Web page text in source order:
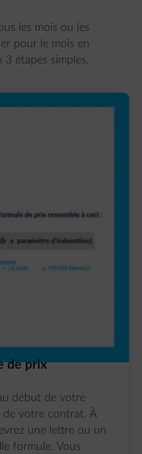
les mois ou les
pour le mois en
3 étapes simples.
de prix
début de votre
votre contrat. À
une lettre ou un
formule. Vous